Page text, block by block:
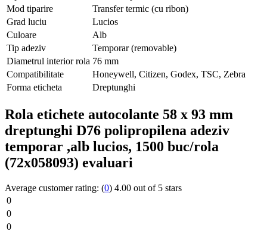
Mod tiparire
Transfer termic (cu ribon)
Grad luciu
Lucios
Culoare
Alb
Tip adeziv
Temporar (removable)
Diametrul interior rola 76 mm
Compatibilitate
Honeywell, Citizen, Godex, TSC, Zebra
Forma eticheta
Dreptunghi
Rola etichete autocolante 58 x 93 mm
dreptunghi D76 polipropilena adeziv
temporar ,alb lucios, 1500 buc/rola
(72x058093) evaluari
Average customer rating: (0) 4.00 out of 5 stars
0
0
0